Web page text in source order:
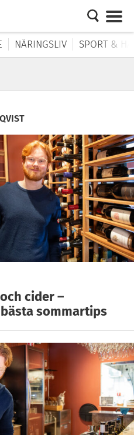
NÄRINGSLIV SPORT &
cider –
sommartips